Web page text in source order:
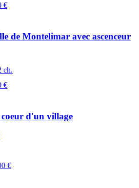
€
de Montelimar avec ascenceur
ch.
€
d'un village
€